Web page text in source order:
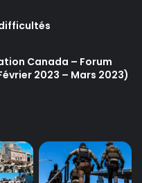
difficultés
Canada – Forum
2023 – Mars 2023)